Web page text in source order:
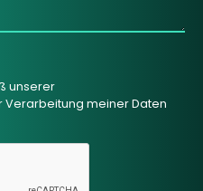
unserer
Verarbeitung meiner Daten